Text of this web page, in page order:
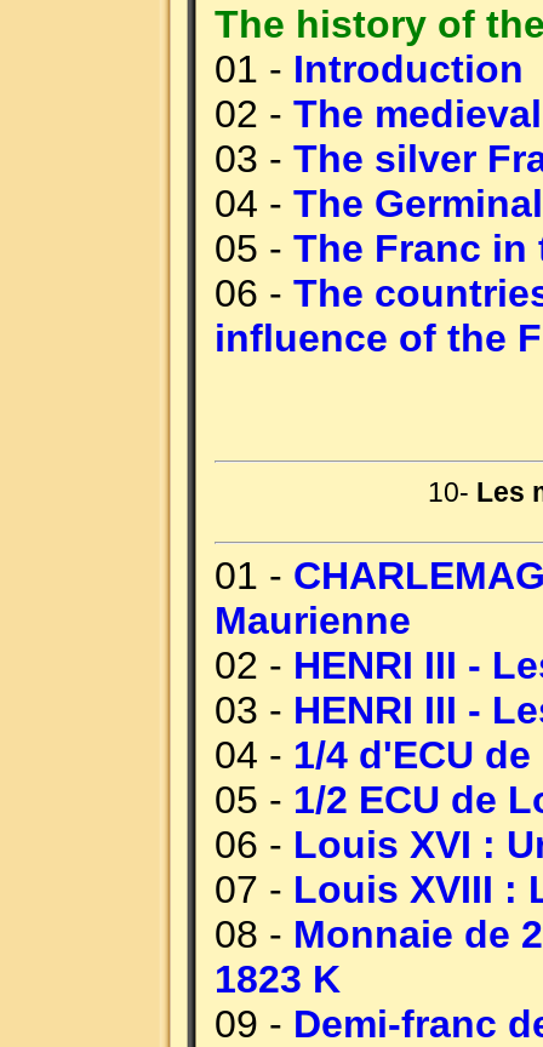
The history of
01 - Introduction
02 - The
03 - The silver
04 - The
05 - The Franc in
06 - The
influence of the
10- Les
01 -
Maurienne
02 - HENRI III -
03 - HENRI III -
04 - 1/4 d'ECU
05 - 1/2 ECU de
06 - Louis XVI :
07 - Louis XVIII :
08 - Monnaie de
1823 K
09 - Demi-franc